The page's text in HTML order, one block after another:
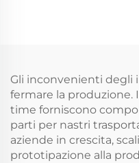
Gli inconvenienti degli
fermare la produzione.
time forniscono
parti per nastri
aziende in crescita,
prototipazione alla